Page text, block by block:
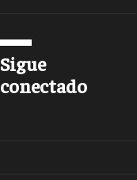
Sigue
conectado